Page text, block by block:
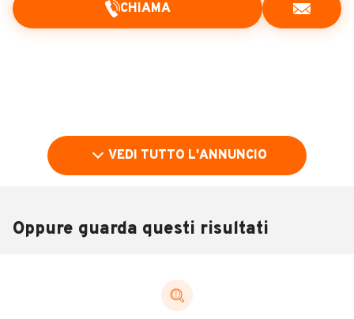
CHIAMA
VEDI TUTTO L'ANNUNCIO
Oppure guarda questi risultati